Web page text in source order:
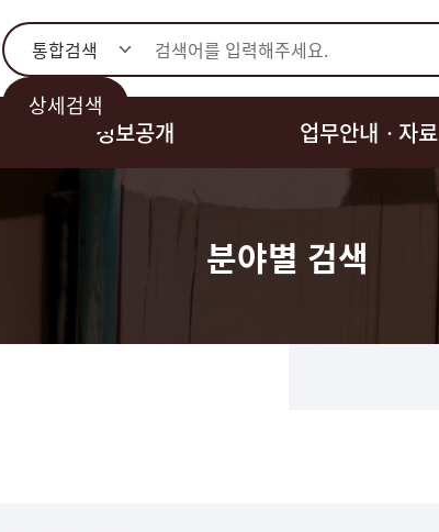
통합검색
상세검색
정보공개 업무안내ㆍ자료
분야별 검색